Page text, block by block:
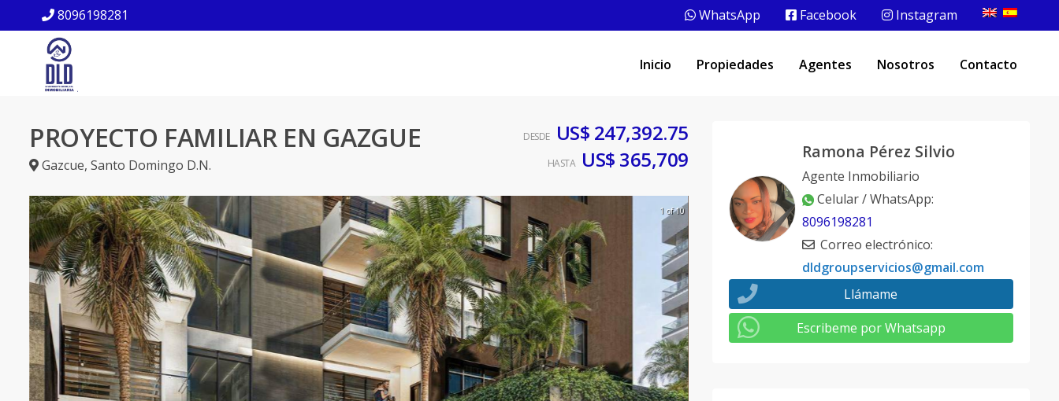
8096198281 WhatsApp Facebook Instagram
Inicio Propiedades Agentes Nosotros Contacto
PROYECTO FAMILIAR EN GAZGUE
Gazcue, Santo Domingo D.N.
DESDE US$ 247,392.75
HASTA US$ 365,709
1 of 10
Ramona Pérez Silvio
Agente Inmobiliario
Celular / WhatsApp:
8096198281
Correo electrónico:
dldgroupservicios@gmail.com
Llámame
Escribeme por Whatsapp